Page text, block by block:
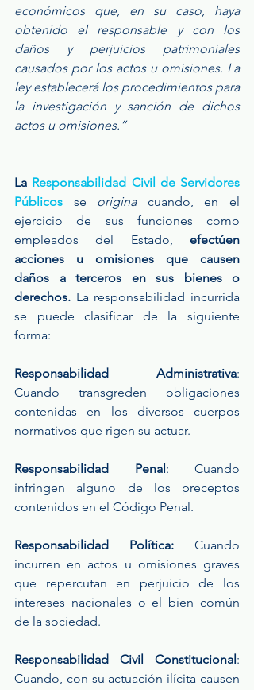
económicos que, en su caso, haya
obtenido el responsable y con los
daños y perjuicios patrimoniales
causados por los actos u omisiones. La
ley establecerá los procedimientos para
la investigación y sanción de dichos
actos u omisiones.”
La Responsabilidad Civil de Servidores
Públicos
se origina cuando, en el
ejercicio de sus funciones como
empleados del Estado, efectúen
acciones u omisiones que causen
daños a terceros en sus bienes o
derechos. La responsabilidad incurrida
se puede clasificar de la siguiente
forma:
Responsabilidad Administrativa:
Cuando transgreden obligaciones
contenidas en los diversos cuerpos
normativos que rigen su actuar.
Responsabilidad Penal: Cuando
infringen alguno de los preceptos
contenidos en el Código Penal.
Responsabilidad Política: Cuando
incurren en actos u omisiones graves
que repercutan en perjuicio de los
intereses nacionales o el bien común
de la sociedad.
Responsabilidad Civil Constitucional:
Cuando, con su actuación ilícita causen